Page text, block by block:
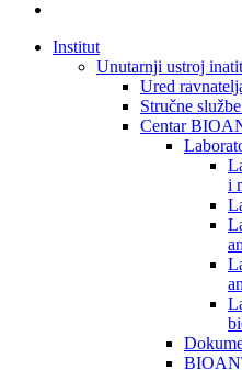
Institut
Unutarnji ustroj
Ured
Stručne
Centar
i